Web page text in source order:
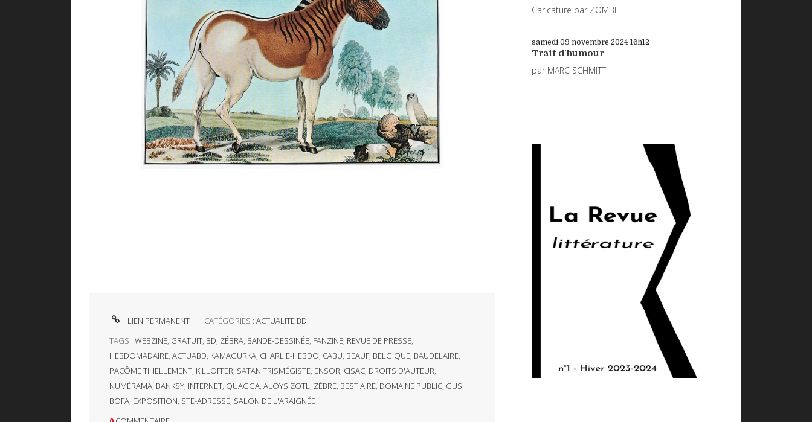
LIEN PERMANENT CATÉGORIES :ACTUALITE BD
TAGS : WEBZINE, GRATUIT, BD, ZÉBRA, BANDE-DESSINÉE, FANZINE, REVUE DE PRESSE,
HEBDOMADAIRE, ACTUABD, KAMAGURKA, CHARLIE-HEBDO, CABU, BEAUF, BELGIQUE, BAUDELAIRE,
PACÔME THIELLEMENT, KILLOFFER, SATAN TRISMÉGISTE, ENSOR, CISAC, DROITS D'AUTEUR,
NUMÉRAMA, BANKSY, INTERNET, QUAGGA, ALOYS ZÖTL, ZÈBRE, BESTIAIRE, DOMAINE PUBLIC, GUS
BOFA, EXPOSITION, STE-ADRESSE, SALON DE L'ARAIGNÉE
Caricature par ZOMBI
samedi 09 novembre 2024 16h12
Trait d'humour
par MARC SCHMITT